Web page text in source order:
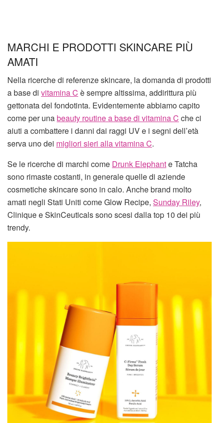
MARCHI E PRODOTTI SKINCARE PIÙ
AMATI
Nella ricerche di referenze skincare, la domanda di prodotti
a base di vitamina C è sempre altissima, addirittura più
gettonata del fondotinta. Evidentemente abbiamo capito
come per unabeauty routine a base di vitamina C che ci
aiuti a combattere i danni dai raggi UV e i segni dell’età
serva uno dei migliori sieri alla vitamina C.
Se le ricerche di marchi come Drunk Elephante Tatcha
sono rimaste costanti, in generale quelle di aziende
cosmetiche skincare sono in calo. Anche brand molto
amati negli Stati Uniti come Glow Recipe, Sunday Riley,
Clinique e SkinCeuticals sono scesi dalla top 10 dei più
trendy.